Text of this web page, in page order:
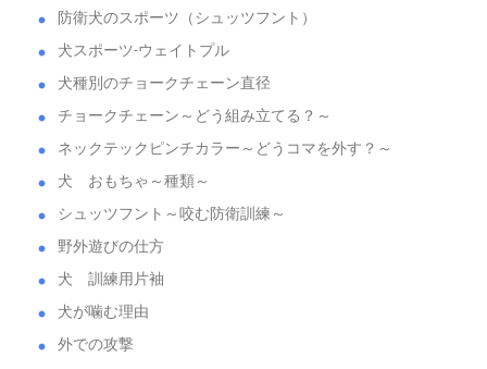
防衛犬のスポーツ（シュッツフント）
犬スポーツ-ウェイトプル
犬種別のチョークチェーン直径
チョークチェーン～どう組み立てる？～
ネックテックピンチカラー～どうコマを外す？～
犬 おもちゃ～種類～
シュッツフント～咬む防衛訓練～
野外遊びの仕方
犬 訓練用片袖
犬が噛む理由
外での攻撃